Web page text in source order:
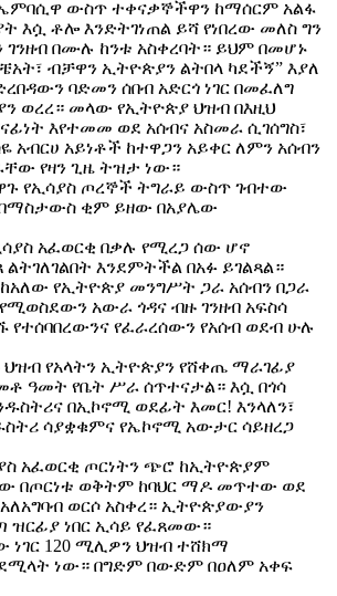
ኤምባሲዋ ውስጥ ተቀናቃኞችዋን ከማሰርም አልፋ
እሷ ቶሎ እንድትገነጠል ይሻ የነበረው መለስ ግን
በሙሉ ከንቱ አስቀረባት። ይህም በመሆኑ
ብቻዋን ኢትዮጵያን ልትበላ ካደችኝ” እያለ
ባድመን ሰበብ አድርጎ ነገር በመፈለግ
ወረረ። መላው የኢትዮጵያ ህዝብ በእዚህ
እየተመመ ወደ አሰብና አስመራ ሲገሰግስ፣
አይነቶች ከተዋጋን አይቀር ለምን አሰብን
የዛን ጊዜ ትዝታ ነው።
የኢሳያስ ጦረኞች ትግራይ ውስጥ ገብተው
ቂም ይዘው በአያሌው
አፈወርቂ በቃሉ የሚረጋ ሰው ሆኖ
እንደምትችል በአፉ ይገልጻል።
ከአለው የኢትዮጵያ መንግሥት ጋራ አሰብን በጋራ
አውራ ጎዳና ብዙ ገንዘብ አፍስሳ
የፈራረሰውን የአሰብ ወደብ ሁሉ
የአላትን ኢትዮጵያን የሸቀጤ ማራገፊያ
ዓመት የቤት ሥራ ሰጥተናታል። እሷ በጎሳ
በኢኮኖሚ ወደፊት እመር! እንላለን፣
ሳያቋቁምና የኤኮኖሚ አውታር ሳይዘረጋ
አፈወርቂ ጦርነትን ጭሮ ከኢትዮጵያም
በጦርነቱ ወቅትም ከባህር ማዶ መጥተው ወደ
ወርሶ አስቀረ። ኢትዮጵያውያን
ዝርፊያ ነበር ኢሳይ የፈጸመው።
ነገር 120 ሚሊዎን ህዝብ ተሸክማ
ነው። በግድም በውድም በዐለም አቀፍ